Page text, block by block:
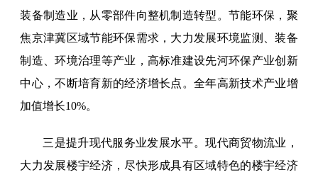
装备制造业，从零部件向整机制造转型。节能环保，聚
焦京津冀区域节能环保需求，大力发展环境监测、装备
制造、环境治理等产业，高标准建设先河环保产业创新
中心，不断培育新的经济增长点。全年高新技术产业增
加值增长10%。
三是提升现代服务业发展水平。现代商贸物流业，
大力发展楼宇经济，尽快形成具有区域特色的楼宇经济